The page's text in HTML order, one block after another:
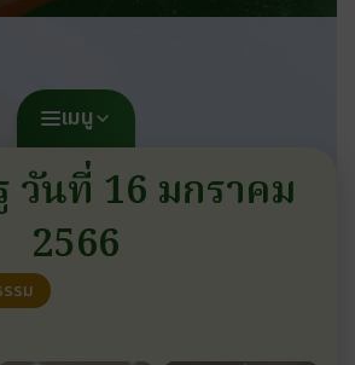
เมนู
วันที่ 16 มกราคม
2566
รม